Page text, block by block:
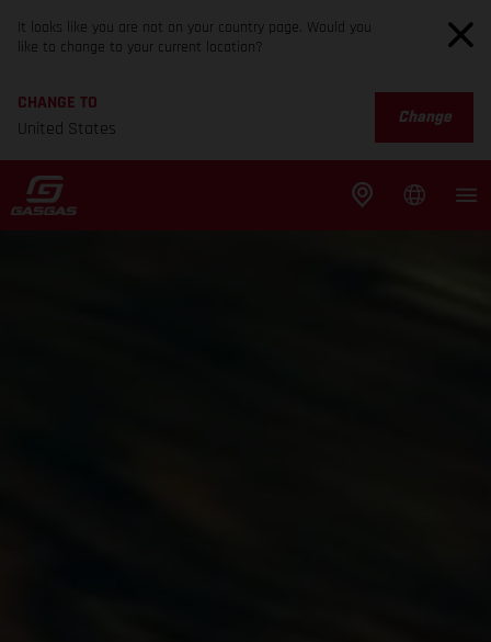
It looks like you are not on your country page. Would you
like to change to your current location?
CHANGE TO
United States
Change